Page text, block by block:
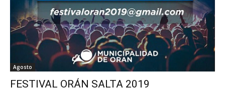
Agosto
FESTIVAL ORÁN SALTA 2019